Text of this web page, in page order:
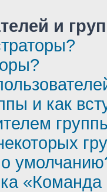
и
и как
«Команда